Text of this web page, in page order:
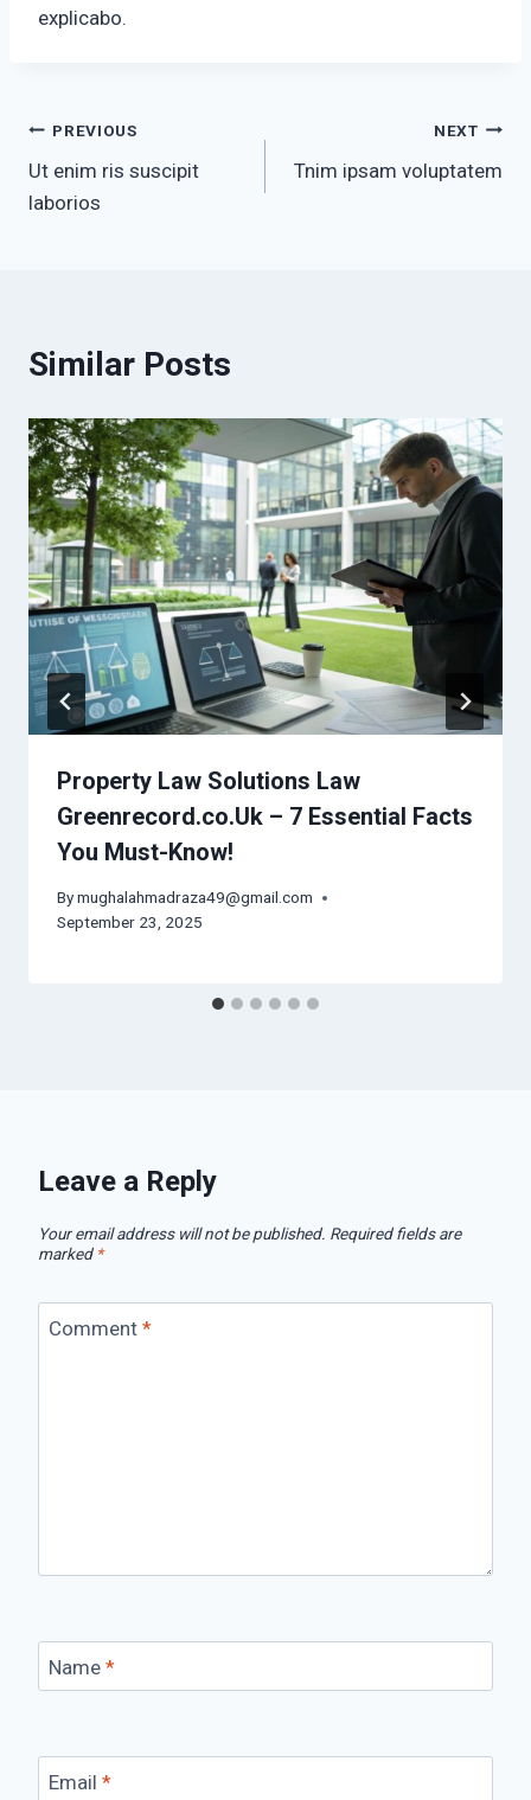
explicabo.
Post
navigation
PREVIOUS
Ut enim ris suscipit
laborios
NEXT
Tnim ipsam voluptatem
Similar Posts
Property Law Solutions Law
Greenrecord.co.Uk – 7 Essential Facts
You Must-Know!
Bymughalahmadraza49@gmail.com
September 23, 2025
Leave a Reply
Your email address will not be published. Required fields are
marked *
Comment *
Name *
Email *